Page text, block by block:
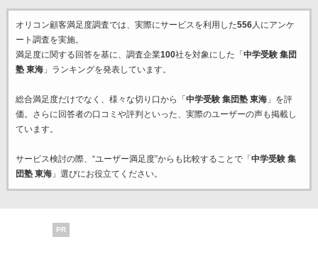
オリコン顧客満足度調査では、実際にサービスを利用した556人にアンケ
ート調査を実施。
満足度に関する回答を基に、調査企業100社を対象にした「 中学受験 集団
塾 東海」ランキングを発表しています。
総合満足度だけでなく、様々な切り口から「 中学受験 集団塾 東海」を評
価。さらに回答者の口コミや評判といった、実際のユーザーの声も掲載し
ています。
サービス検討の際、“ユーザー満足度”からも比較することで「 中学受験 集
団塾 東海」選びにお役立てください。
PR